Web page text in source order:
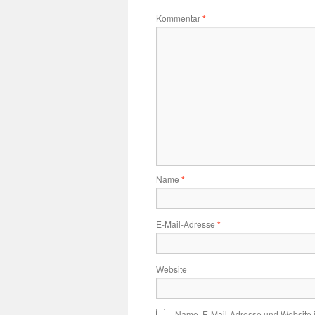
Kommentar*
Name *
E-Mail-Adresse *
Website